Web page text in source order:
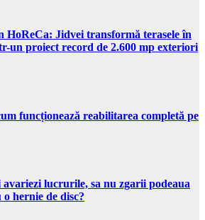
HoReCa: Jidvei transformă terasele în
un proiect record de 2.600 mp exteriori
funcționează reabilitarea completă pe
lucrurile, sa nu zgarii podeaua
o hernie de disc?